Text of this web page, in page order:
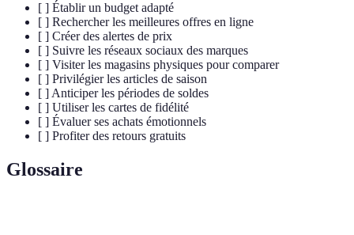
[ ] Établir un budget adapté
[ ] Rechercher les meilleures offres en ligne
[ ] Créer des alertes de prix
[ ] Suivre les réseaux sociaux des marques
[ ] Visiter les magasins physiques pour comparer
[ ] Privilégier les articles de saison
[ ] Anticiper les périodes de soldes
[ ] Utiliser les cartes de fidélité
[ ] Évaluer ses achats émotionnels
[ ] Profiter des retours gratuits
Glossaire